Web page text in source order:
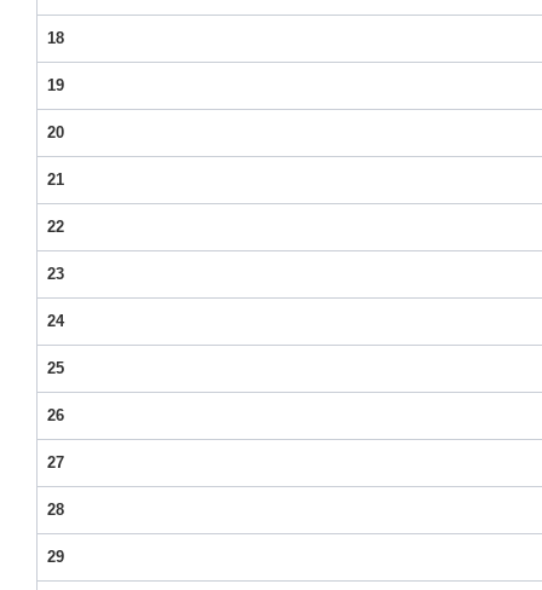
18
19
20
21
22
23
24
25
26
27
28
29